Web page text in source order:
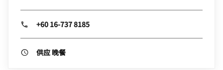
+60 16-737 8185
供应 晚餐